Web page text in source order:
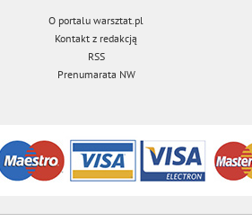
O portalu warsztat.pl
Kontakt z redakcją
RSS
Prenumarata NW